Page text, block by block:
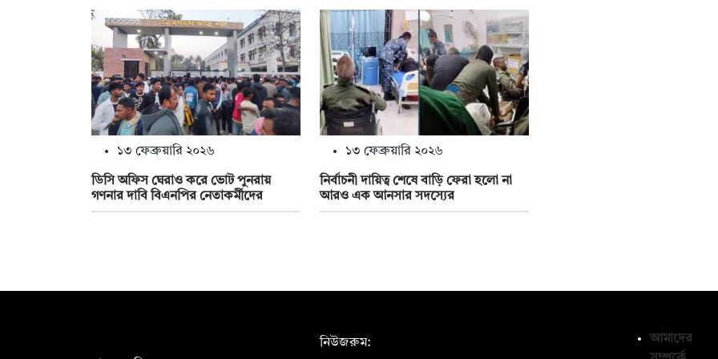
১৩ ফেব্রুয়ারি ২০২৬
ডিসি‌‌ অফিস ঘেরাও করে ভোট পুনরায়
গণনার দাবি বিএনপির নেতাকর্মীদের
১৩ ফেব্রুয়ারি ২০২৬
নির্বাচনী দায়িত্ব শেষে বাড়ি ফেরা হলো না
আরও এক আনসার সদস্যের
নিউজরুম:
আমাদের